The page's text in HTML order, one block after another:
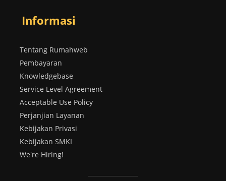
Informasi
Tentang Rumahweb
Pembayaran
Knowledgebase
Service Level Agreement
Acceptable Use Policy
Perjanjian Layanan
Kebijakan Privasi
Kebijakan SMKI
We're Hiring!